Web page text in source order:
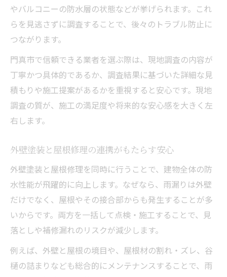
やバルコニーの防水層の状態などが挙げられます。これ
らを見逃さずに調査することで、後々のトラブル防止に
つながります。
門真市で信頼できる業者を選ぶ際は、現地調査の内容が
丁寧かつ具体的であるか、調査結果に基づいた詳細な見
積もりや施工提案があるかを重視すると安心です。現地
調査の質が、施工の満足度や将来的な安心感を大きく左
右します。
外壁塗装と屋根修理の連携がもたらす安心
外壁塗装と屋根修理を同時に行うことで、建物全体の防
水性能が飛躍的に向上します。なぜなら、雨漏りは外壁
だけでなく、屋根やその接合部からも発生することが多
いからです。両方を一括して点検・施工することで、見
落としや補修漏れのリスクが減少します。
例えば、外壁と屋根の境目や、屋根材の割れ・ズレ、谷
樋の詰まりなども総合的にメンテナンスすることで、雨